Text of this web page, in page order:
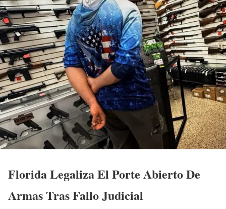
Florida Legaliza El Porte Abierto De
Armas Tras Fallo Judicial